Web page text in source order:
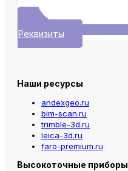
Реквизиты
Наши ресурсы
andexgeo.ru
bim-scan.ru
trimble-3d.ru
leica-3d.ru
faro-premium.ru
Высокоточные приборы